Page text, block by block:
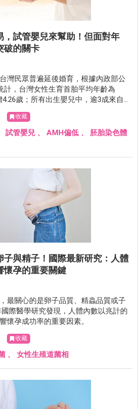
，試管嬰兒來幫助！但面對年
破的關卡
灣民眾普遍延後婚育，根據內政部公
計，台灣女性生育首胎平均年齡為
歲；所有出生嬰兒中，逾3成來自
少子化的年代，願意結婚、生育，為
是社會的大功臣！然而，比起年輕孕
之路，不免要面臨較高的風險，而讓
收藏
試管嬰兒 、 AMH偏低 、 胚胎染色體
子與精子！國際最新研究：人體
懷孕的重要關鍵
最關心的是卵子品質、精蟲品質或子
際醫學研究發現，人體內數以兆計的
懷孕成功率的重要因素。
收藏
、 女性生殖道菌相